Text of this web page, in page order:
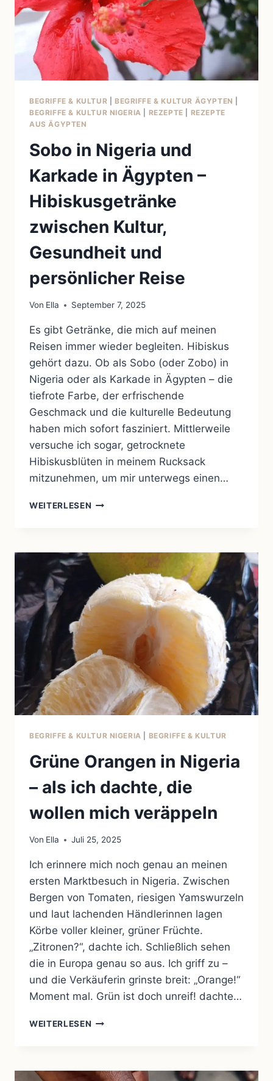
BEGRIFFE & KULTUR BEGRIFFE & KULTUR ÄGYPTEN
BEGRIFFE & KULTUR NIGERIA
REZEPTE
REZEPTE
AUS ÄGYPTEN
Sobo in Nigeria und
Karkade in Ägypten –
Hibiskusgetränke
zwischen Kultur,
Gesundheit und
persönlicher Reise
Von Ella September 7, 2025
Es gibt Getränke, die mich auf meinen
Reisen immer wieder begleiten. Hibiskus
gehört dazu. Ob als Sobo (oder Zobo) in
Nigeria oder als Karkade in Ägypten – die
tiefrote Farbe, der erfrischende
Geschmack und die kulturelle Bedeutung
haben mich sofort fasziniert. Mittlerweile
versuche ich sogar, getrocknete
Hibiskusblüten in meinem Rucksack
mitzunehmen, um mir unterwegs einen…
WEITERLESEN SOBO
KARKADE
IN
ÄGYPTEN
–
HIBISKUSGETRÄNKE
GESUNDHEIT
UND
PERSÖNLICHER
REISE
BEGRIFFE & KULTUR NIGERIA BEGRIFFE & KULTUR
Grüne Orangen in Nigeria
– als ich dachte, die
wollen mich veräppeln
Von Ella Juli 25, 2025
Ich erinnere mich noch genau an meinen
ersten Marktbesuch in Nigeria. Zwischen
Bergen von Tomaten, riesigen Yamswurzeln
und laut lachenden Händlerinnen lagen
Körbe voller kleiner, grüner Früchte.
„Zitronen?“, dachte ich. Schließlich sehen
die in Europa genau so aus. Ich griff zu –
und die Verkäuferin grinste breit: „Orange!“
Moment mal. Grün ist doch unreif! dachte…
WEITERLESEN GRÜNE
–